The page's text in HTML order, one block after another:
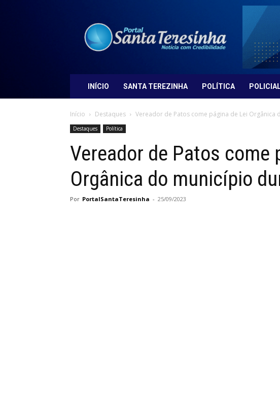
Santa
Teresinha
INÍCIO SANTA TEREZINHA POLÍTICA
Início Destaques Vereador de Patos come página de Lei Orgânica
Destaques Política
Vereador de Patos come
Orgânica do município
Por PortalSantaTeresinha - 25/09/2023